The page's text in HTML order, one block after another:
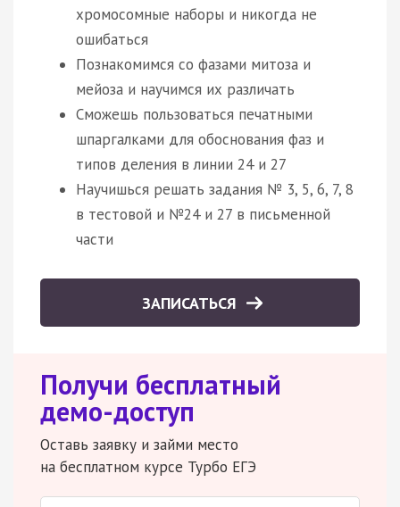
хромосомные наборы и никогда не
ошибаться
Познакомимся со фазами митоза и
мейоза и научимся их различать
Сможешь пользоваться печатными
шпаргалками для обоснования фаз и
типов деления в линии 24 и 27
Научишься решать задания № 3, 5, 6, 7, 8
в тестовой и №24 и 27 в письменной
части
ЗАПИСАТЬСЯ
Получи бесплатный
демо-доступ
Оставь заявку и займи место
на бесплатном курсе Турбо ЕГЭ